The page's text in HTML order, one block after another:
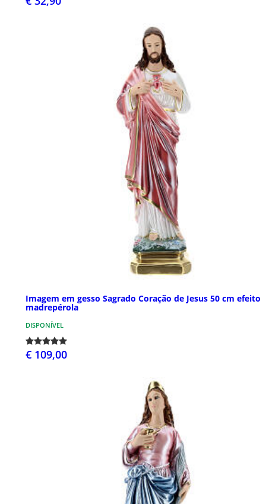
Imagem em gesso Sagrado Coração de Jesus 50 cm efeito
madrepérola
DISPONÍVEL
€ 109,00